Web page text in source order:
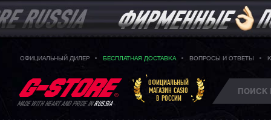
ОФИЦИАЛЬНЫЙ ДИЛЕР БЕСПЛАТНАЯ ДОСТАВКА ВОПРОСЫ И ОТВЕТЫ
MADE WITH HEART AND PRIDE INRUSSIA
ОФИЦИАЛЬНЫЙ
МАГАЗИН CASIO
В РОССИИ